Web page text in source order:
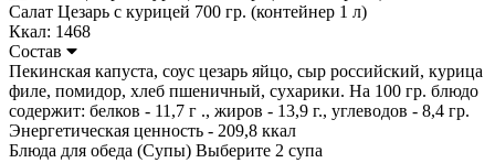
Салат Цезарь с курицей 700 гр. (контейнер 1 л)
Ккал: 1468
Состав
Пекинская капуста, соус цезарь яйцо, сыр российский, курица
филе, помидор, хлеб пшеничный, сухарики. На 100 гр. блюдо
содержит: белков - 11,7 г ., жиров - 13,9 г., углеводов - 8,4 гр.
Энергетическая ценность - 209,8 ккал
Блюда для обеда (Супы) Выберите 2 супа